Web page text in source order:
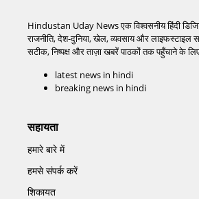
Hindustan Uday News एक विश्वसनीय हिंदी
राजनीति, देश-दुनिया, खेल, व्यवसाय और लाइफस्टाइल
सटीक, निष्पक्ष और ताज़ा खबरें पाठकों तक पहुँचाने के
latest news in hindi
breaking news in hindi
सहायता
हमारे बारे में
हमसे संपर्क करें
शिकायत